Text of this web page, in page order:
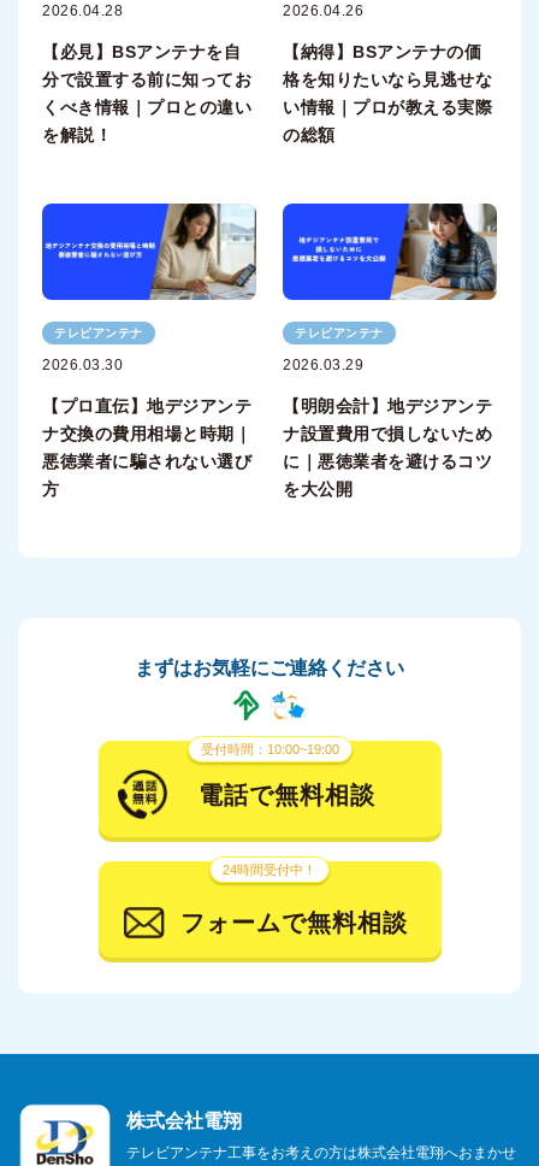
2026.04.28
【必見】BSアンテナを自
分で設置する前に知ってお
くべき情報｜プロとの違い
を解説！
2026.04.26
【納得】BSアンテナの価
格を知りたいなら見逃せな
い情報｜プロが教える実際
の総額
テレビアンテナ
2026.03.30
【プロ直伝】地デジアンテ
ナ交換の費用相場と時期｜
悪徳業者に騙されない選び
方
テレビアンテナ
2026.03.29
【明朗会計】地デジアンテ
ナ設置費用で損しないため
に｜悪徳業者を避けるコツ
を大公開
まずはお気軽にご連絡ください
受付時間：10:00~19:00
電話で無料相談
24時間受付中！
フォームで無料相談
株式会社電翔
テレビアンテナ工事をお考えの方は株式会社電翔へおまかせ